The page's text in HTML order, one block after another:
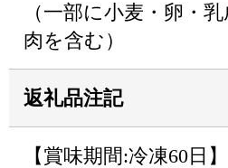
（一部に小麦・卵・
肉を含む）
返礼品注記
【賞味期間:冷凍60日】